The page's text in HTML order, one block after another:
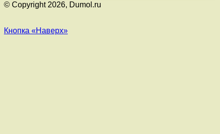
© Copyright 2026, Dumol.ru
Кнопка «Наверх»